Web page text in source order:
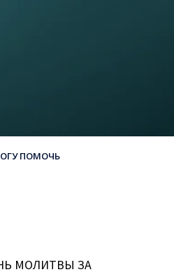
ПОМОЧЬ
МОЛИТВЫ ЗА